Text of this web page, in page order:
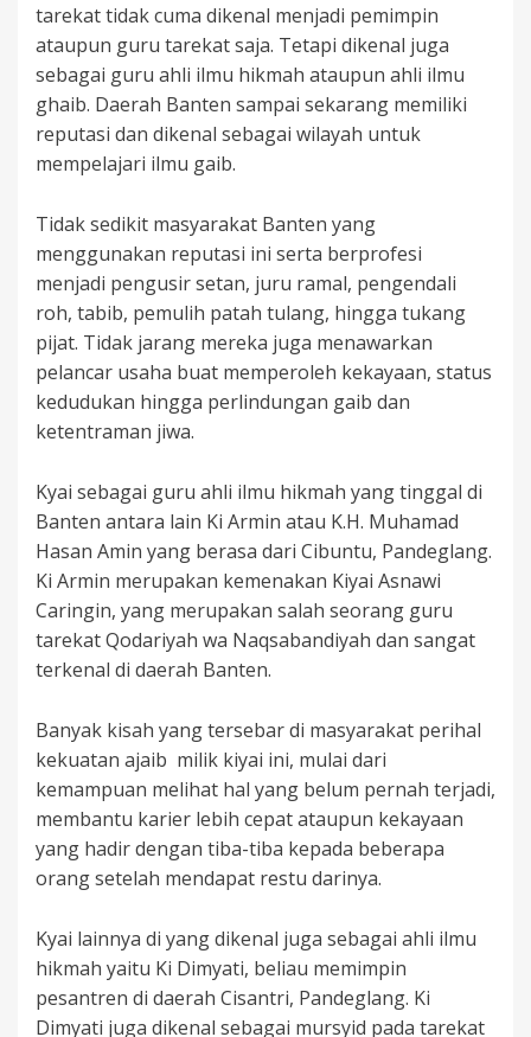
tarekat tidak cuma dikenal menjadi pemimpin
ataupun guru tarekat saja. Tetapi dikenal juga
sebagai guru ahli ilmu hikmah ataupun ahli ilmu
ghaib. Daerah Banten sampai sekarang memiliki
reputasi dan dikenal sebagai wilayah untuk
mempelajari ilmu gaib.
Tidak sedikit masyarakat Banten yang
menggunakan reputasi ini serta berprofesi
menjadi pengusir setan, juru ramal, pengendali
roh, tabib, pemulih patah tulang, hingga tukang
pijat. Tidak jarang mereka juga menawarkan
pelancar usaha buat memperoleh kekayaan, status
kedudukan hingga perlindungan gaib dan
ketentraman jiwa.
Kyai sebagai guru ahli ilmu hikmah yang tinggal di
Banten antara lain Ki Armin atau K.H. Muhamad
Hasan Amin yang berasa dari Cibuntu, Pandeglang.
Ki Armin merupakan kemenakan Kiyai Asnawi
Caringin, yang merupakan salah seorang guru
tarekat Qodariyah wa Naqsabandiyah dan sangat
terkenal di daerah Banten.
Banyak kisah yang tersebar di masyarakat perihal
kekuatan ajaib milik kiyai ini, mulai dari
kemampuan melihat hal yang belum pernah terjadi,
membantu karier lebih cepat ataupun kekayaan
yang hadir dengan tiba-tiba kepada beberapa
orang setelah mendapat restu darinya.
Kyai lainnya di yang dikenal juga sebagai ahli ilmu
hikmah yaitu Ki Dimyati, beliau memimpin
pesantren di daerah Cisantri, Pandeglang. Ki
Dimyati juga dikenal sebagai mursyid pada tarekat